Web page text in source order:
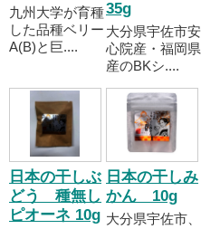
九州大学が育種
した品種ベリー
A(B)と巨....
35g
大分県宇佐市安
心院産・福岡県
産のBKシ....
日本の干しぶ
どう 種無し
ピオーネ 10g
日本の干しみ
かん 10g
大分県宇佐市、